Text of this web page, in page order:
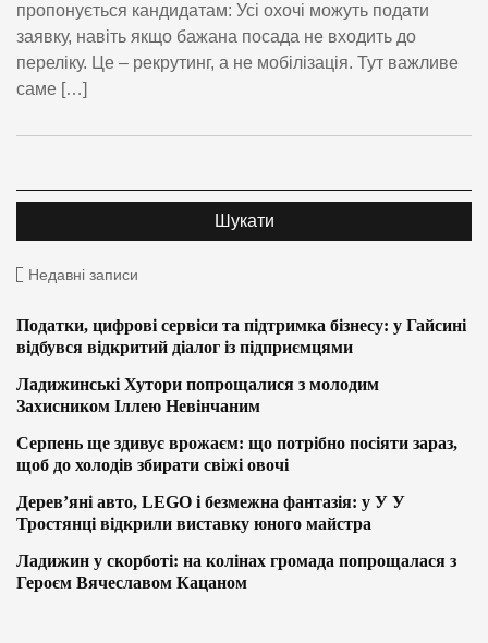
пропонується кандидатам: Усі охочі можуть подати
заявку, навіть якщо бажана посада не входить до
переліку. Це – рекрутинг, а не мобілізація. Тут важливе
саме […]
Недавні записи
Податки, цифрові сервіси та підтримка бізнесу: у Гайсині
відбувся відкритий діалог із підприємцями
Ладижинські Хутори попрощалися з молодим
Захисником Іллею Невінчаним
Серпень ще здивує врожаєм: що потрібно посіяти зараз,
щоб до холодів збирати свіжі овочі
Дерев’яні авто, LEGO і безмежна фантазія: у У У
Тростянці відкрили виставку юного майстра
Ладижин у скорботі: на колінах громада попрощалася з
Героєм Вячеславом Кацаном